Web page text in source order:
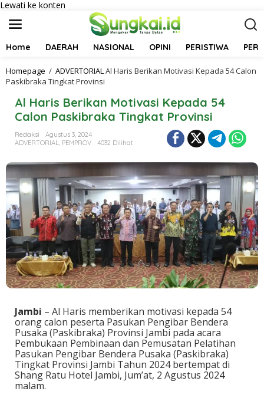
Lewati ke konten
Home DAERAH NASIONAL OPINI PERISTIWA
Homepage / ADVERTORIALAl Haris Berikan Motivasi Kepada 54 Calon
Paskibraka Tingkat Provinsi
Al Haris Berikan Motivasi Kepada 54
Calon Paskibraka Tingkat Provinsi
Redaksi
Agustus 3, 2024
ADVERTORIAL, PEMPROV 4032 Dilihat
Jambi – Al Haris memberikan motivasi kepada 54
orang calon peserta Pasukan Pengibar Bendera
Pusaka (Paskibraka) Provinsi Jambi pada acara
Pembukaan Pembinaan dan Pemusatan Pelatihan
Pasukan Pengibar Bendera Pusaka (Paskibraka)
Tingkat Provinsi Jambi Tahun 2024 bertempat di
Shang Ratu Hotel Jambi, Jum’at, 2 Agustus 2024
malam.